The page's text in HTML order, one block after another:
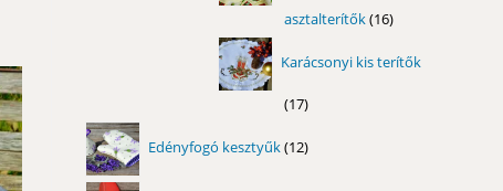
asztalterítők 1616
Karácsonyi kis terítők
1717
Edényfogó kesztyűk 12
termék